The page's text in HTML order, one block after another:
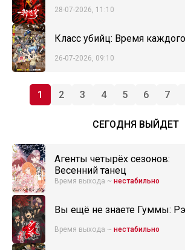
28-07-2026, 11:10
Класс убийц: Время каждого
26-07-2026, 09:10
1 2 3 4 5 6 7
СЕГОДНЯ ВЫЙДЕТ
Агенты четырёх сезонов:
Весенний танец
Время выхода ~ нестабильно
Вы ещё не знаете Гуммы:
Время выхода ~ нестабильно